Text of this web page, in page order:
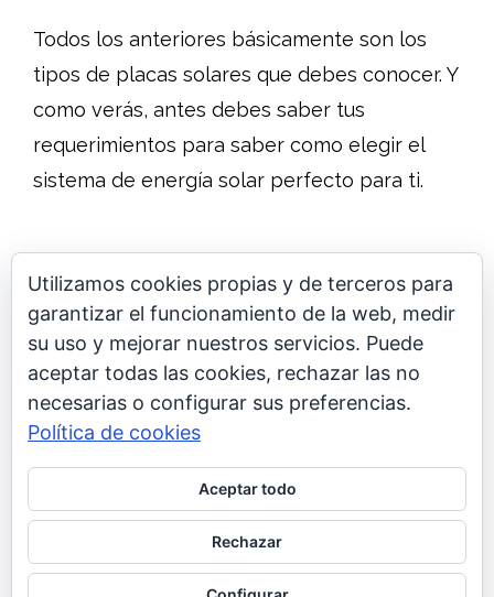
Todos los anteriores básicamente son los
tipos de placas solares que debes conocer. Y
como verás, antes debes saber tus
requerimientos para saber como elegir el
sistema de energía solar perfecto para ti.
Pide un presupuesto
hogarenergy.com © - TODOS LOS
DERECHOS RESERVADOS
Utilizamos cookies propias y de terceros para
garantizar el funcionamiento de la web, medir
su uso y mejorar nuestros servicios. Puede
aceptar todas las cookies, rechazar las no
necesarias o configurar sus preferencias.
Política de cookies
Aceptar todo
Rechazar